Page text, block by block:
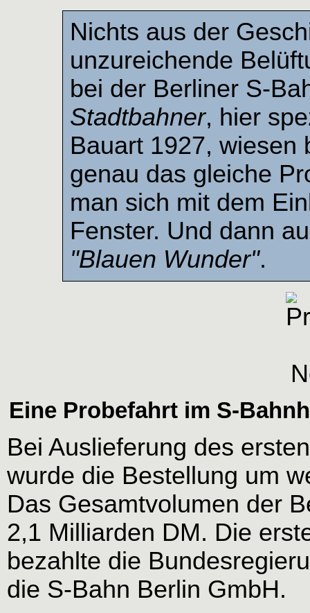
Nichts aus der
unzureichende
bei der Berliner S-
Stadtbahner, hier
Bauart 1927, wiesen
genau das gleiche
man sich mit dem
Fenster. Und dann
"Blauen Wunder".
Eine Probefahrt im S-
Bei Auslieferung des
wurde die Bestellung um
Das Gesamtvolumen der
2,1 Milliarden DM. Die
bezahlte die
die S-Bahn Berlin GmbH.